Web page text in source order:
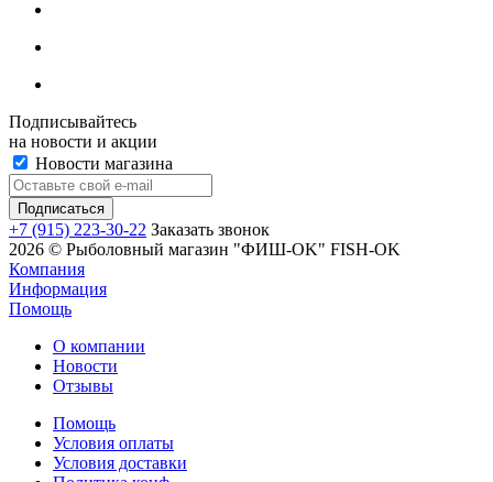
Подписывайтесь
на новости и акции
Новости магазина
+7 (915) 223-30-22 Заказать звонок
2026 © Рыболовный магазин "ФИШ-OK" FISH-OK
Компания
Информация
Помощь
О компании
Новости
Отзывы
Помощь
Условия оплаты
Условия доставки